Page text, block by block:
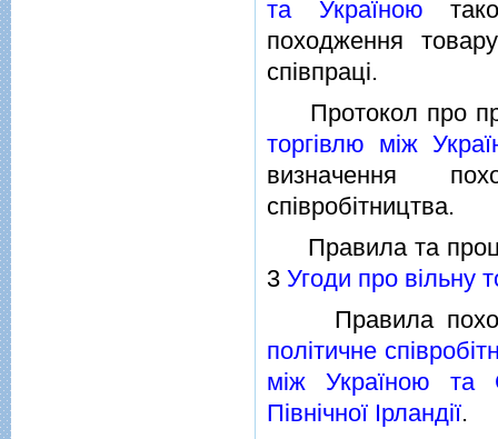
та Україною
походження
спiвпрацi.
Протокол про
торгiвлю мiж
визначення
спiвробiтництва.
Правила та
3 Угоди про вiльну
Правила
полiтичне
мiж Україною та
Пiвнiчної Iрландiї.